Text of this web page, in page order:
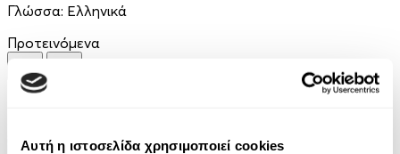
Αυτή η ιστοσελίδα χρησιμοποιεί cookies
Γλώσσα: Ελληνικά
Προτεινόμενα